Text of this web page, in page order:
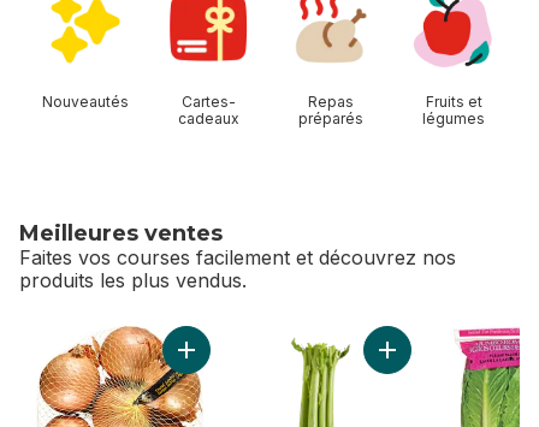
Nouveautés
Cartes-
cadeaux
Repas
préparés
Fruits et
légumes
Meilleures ventes
Faites vos courses facilement et découvrez nos
produits les plus vendus.
sauter Meilleures ventes
Ajouter Oignons jaunes, sac de 3 lb au
Ajouter Céleri au